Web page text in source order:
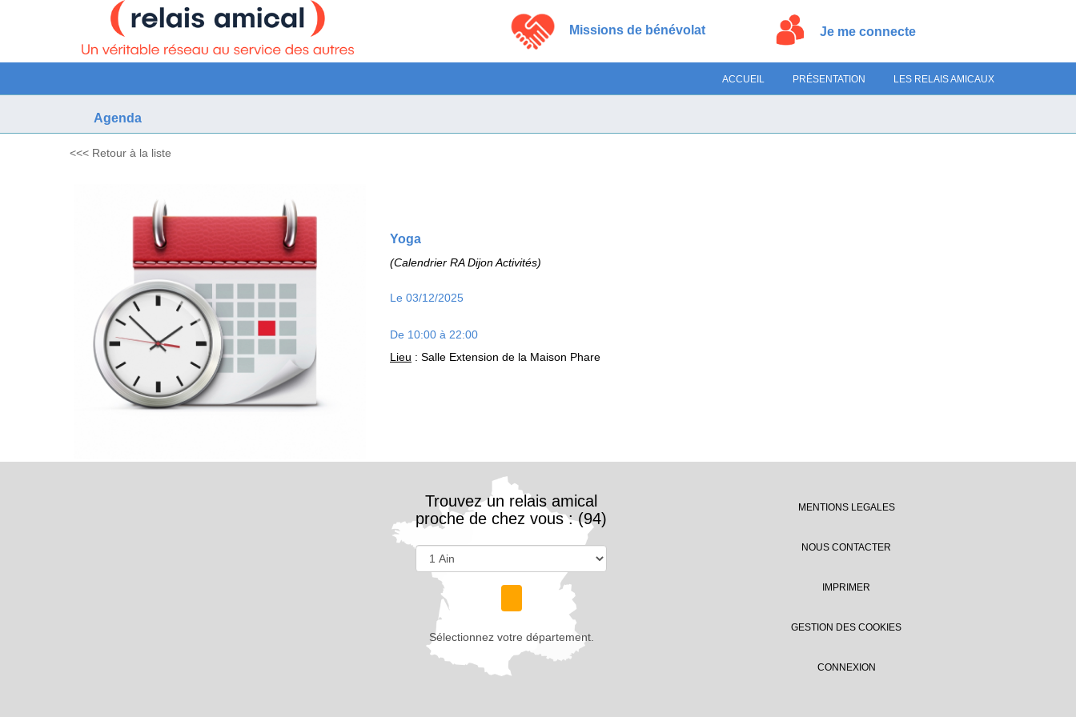
Missions de bénévolat Je me connecte
ACCUEIL PRÉSENTATION LES RELAIS AMICAUX
Agenda
<<< Retour à la liste
Yoga
(Calendrier RA Dijon Activités)
Le 03/12/2025
De 10:00 à 22:00
Lieu : Salle Extension de la Maison Phare
Trouvez un relais amical
proche de chez vous : (94)
Sélectionnez votre département.
MENTIONS LEGALES
NOUS CONTACTER
IMPRIMER
GESTION DES COOKIES
CONNEXION